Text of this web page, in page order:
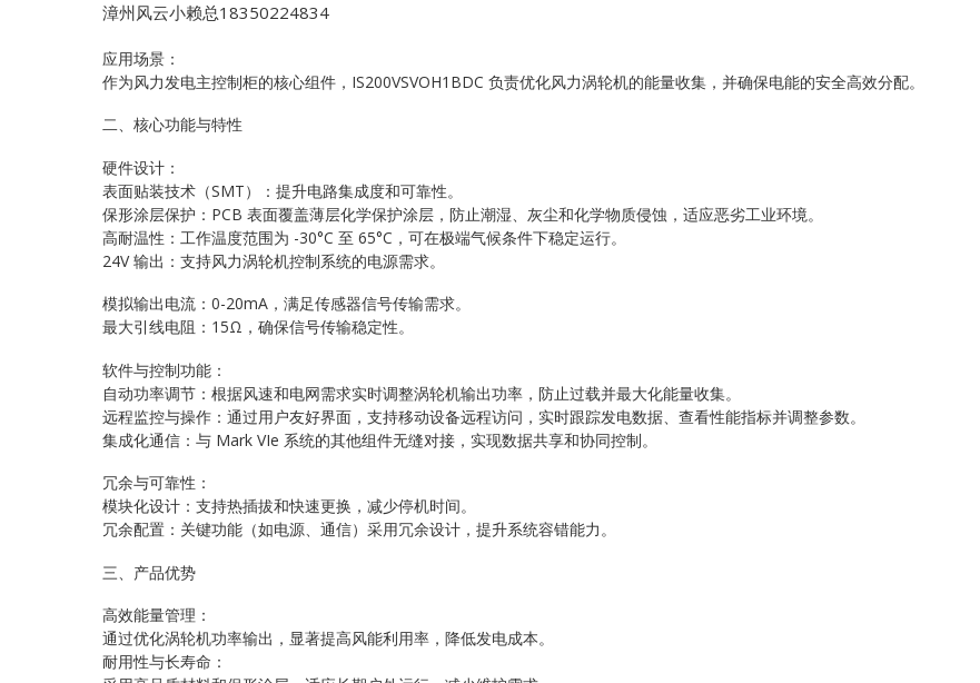
漳州风云小赖总18350224834
应用场景：
作为风力发电主控制柜的核心组件，IS200VSVOH1BDC 负责优化风力涡轮机的能量收集，并确保电能的安全高效分配。
二、核心功能与特性
硬件设计：
表面贴装技术（SMT）：提升电路集成度和可靠性。
保形涂层保护：PCB 表面覆盖薄层化学保护涂层，防止潮湿、灰尘和化学物质侵蚀，适应恶劣工业环境。
高耐温性：工作温度范围为 -30°C 至 65°C，可在极端气候条件下稳定运行。
24V 输出：支持风力涡轮机控制系统的电源需求。
模拟输出电流：0-20mA，满足传感器信号传输需求。
最大引线电阻：15Ω，确保信号传输稳定性。
软件与控制功能：
自动功率调节：根据风速和电网需求实时调整涡轮机输出功率，防止过载并最大化能量收集。
远程监控与操作：通过用户友好界面，支持移动设备远程访问，实时跟踪发电数据、查看性能指标并调整参数。
集成化通信：与 Mark VIe 系统的其他组件无缝对接，实现数据共享和协同控制。
冗余与可靠性：
模块化设计：支持热插拔和快速更换，减少停机时间。
冗余配置：关键功能（如电源、通信）采用冗余设计，提升系统容错能力。
三、产品优势
高效能量管理：
通过优化涡轮机功率输出，显著提高风能利用率，降低发电成本。
耐用性与长寿命：